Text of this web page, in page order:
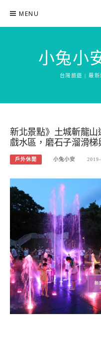
content
MENU
小兔小
台灣旅遊 | 最
新北景點》土城斬龍
戲水區，磨石子溜滑梯
戶外休閒 小兔小安